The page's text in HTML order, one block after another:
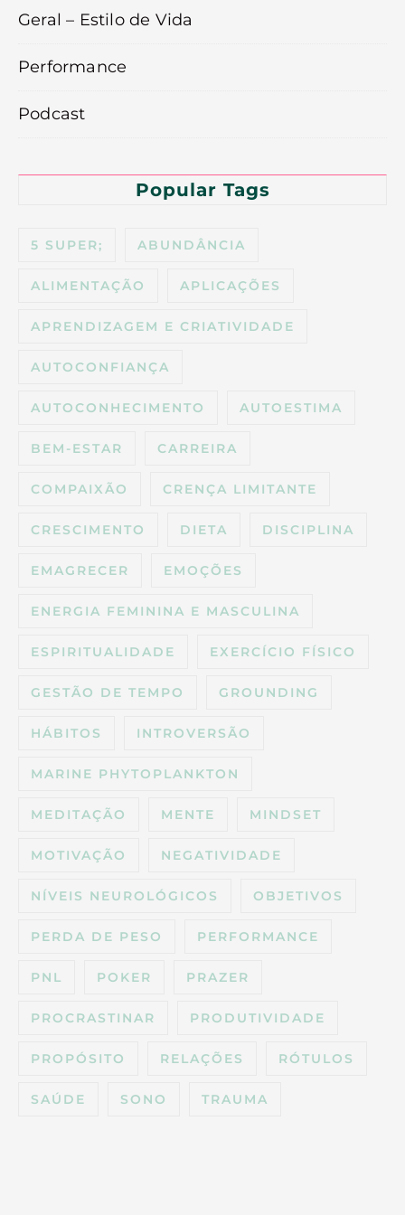
Geral – Estilo de Vida
Performance
Podcast
Popular Tags
5 SUPER; ABUNDÂNCIA
ALIMENTAÇÃO APLICAÇÕES
APRENDIZAGEM E CRIATIVIDADE
AUTOCONFIANÇA
AUTOCONHECIMENTO AUTOESTIMA
BEM-ESTAR CARREIRA
COMPAIXÃO CRENÇA LIMITANTE
CRESCIMENTO DIETA DISCIPLINA
EMAGRECER EMOÇÕES
ENERGIA FEMININA E MASCULINA
ESPIRITUALIDADE EXERCÍCIO FÍSICO
GESTÃO DE TEMPO GROUNDING
HÁBITOS INTROVERSÃO
MARINE PHYTOPLANKTON
MEDITAÇÃO MENTE MINDSET
MOTIVAÇÃO NEGATIVIDADE
NÍVEIS NEUROLÓGICOS OBJETIVOS
PERDA DE PESO PERFORMANCE
PNL POKER PRAZER
PROCRASTINAR PRODUTIVIDADE
PROPÓSITO RELAÇÕES RÓTULOS
SAÚDE SONO TRAUMA